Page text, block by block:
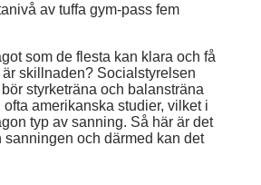
av tuffa gym-pass fem
som de flesta kan klara och få
skillnaden? Socialstyrelsen
styrketräna och balansträna
amerikanska studier, vilket i
typ av sanning. Så här är det
och därmed kan det